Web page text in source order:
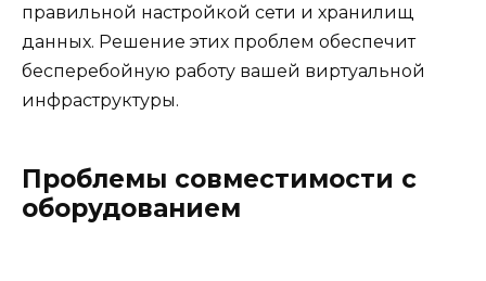
правильной настройкой сети и хранилищ
данных. Решение этих проблем обеспечит
бесперебойную работу вашей виртуальной
инфраструктуры.
Проблемы совместимости с
оборудованием